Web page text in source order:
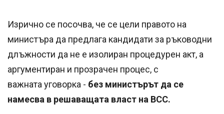
Изрично се посочва, че се цели правото на
министъра да предлага кандидати за ръководни
длъжности да не е изолиран процедурен акт, а
аргументиран и прозрачен процес, с
важната уговорка - без министърът да се
намесва в решаващата власт на ВСС.